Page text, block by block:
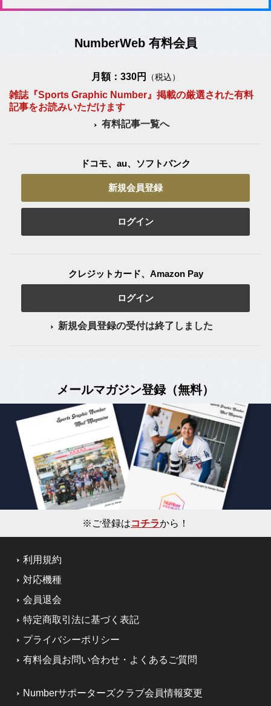
NumberWeb 有料会員
月額：330円 （税込）
雑誌『Sports Graphic Number』掲載の厳選された有料
記事をお読みいただけます
有料記事一覧へ
ドコモ、au、ソフトバンク
新規会員登録
ログイン
クレジットカード、Amazon Pay
ログイン
新規会員登録の受付は終了しました
メールマガジン登録（無料）
※ご登録はコチラから！
利用規約
対応機種
会員退会
特定商取引法に基づく表記
プライバシーポリシー
有料会員お問い合わせ・よくあるご質問
Numberサポーターズクラブ会員情報変更